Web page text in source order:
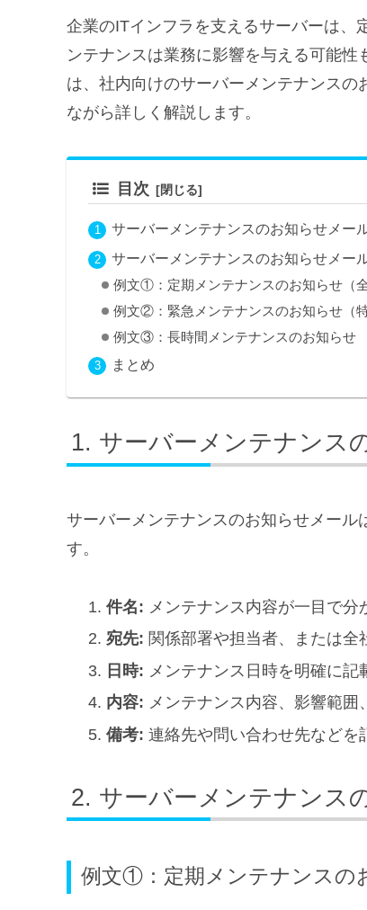
企業のITインフラを支えるサーバーは、
ンテナンスは業務に影響を与える可能
は、社内向けのサーバーメンテナンスの
ながら詳しく解説します。
目次
サーバーメンテナンスのお知らせメー
サーバーメンテナンスのお知らせメー
例文①：定期メンテナンスのお知らせ（全
例文②：緊急メンテナンスのお知らせ（特
例文③：長時間メンテナンスのお知らせ
まとめ
サーバーメンテナンス
サーバーメンテナンスのお知らせメール
す。
件名: メンテナンス内容が一目で分
宛先: 関係部署や担当者、または全
日時: メンテナンス日時を明確に記
内容: メンテナンス内容、影響範
備考: 連絡先や問い合わせ先などを
サーバーメンテナンス
例文①：定期メンテナンスの